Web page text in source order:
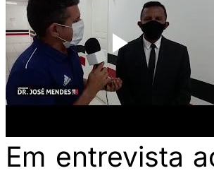
Em entrevista